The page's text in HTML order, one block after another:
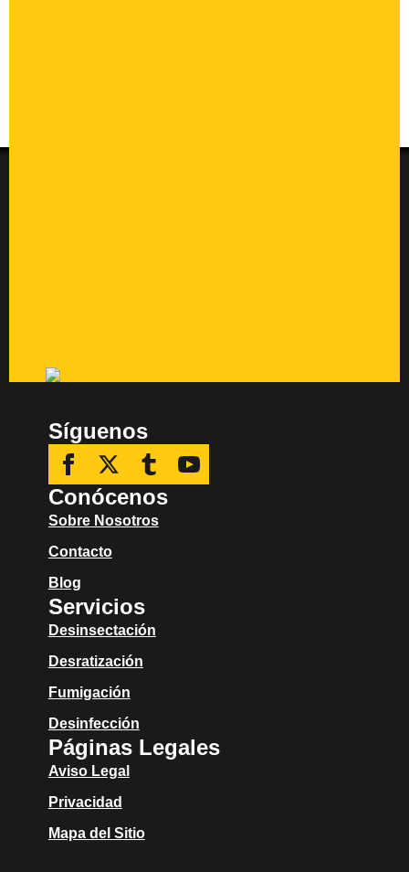
Síguenos
Conócenos
Sobre Nosotros
Contacto
Blog
Servicios
Desinsectación
Desratización
Fumigación
Desinfección
Páginas Legales
Aviso Legal
Privacidad
Mapa del Sitio